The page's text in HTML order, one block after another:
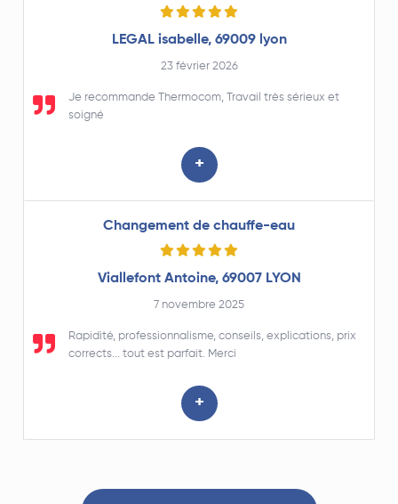
LEGAL isabelle, 69009 lyon
23 février 2026
Je recommande Thermocom, Travail très sérieux et
soigné
+
Changement de chauffe-eau
Viallefont Antoine, 69007 LYON
7 novembre 2025
Rapidité, professionnalisme, conseils, explications, prix
corrects... tout est parfait. Merci
+